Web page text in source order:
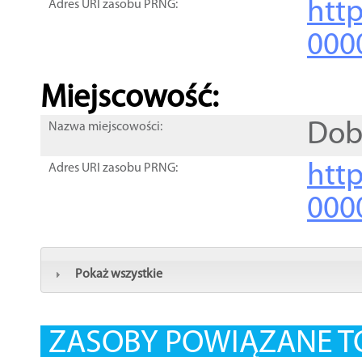
Adres URI zasobu PRNG:
Miejscowość:
Nazwa miejscowości:
Adres URI zasobu PRNG:
Pokaż wszystkie
ZASOBY POWIĄZANE